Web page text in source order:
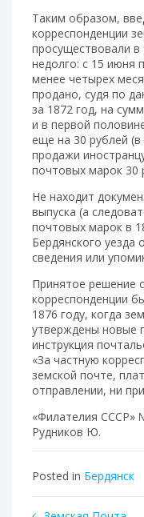
Таким образом,
корреспонденции
просуществовали в
недолго: с 15 июня
менее четырех
продано, судя по
за 1872 год, на
и в первой
еще на 30 рублей
продажи
почтовых марок 30
Не находит
выпуска (а
почтовых марок в
Бердянского уезда
сведения или
Принятое решение
корреспонденции
1876 году, когда
утверждены новые
инструкция
«За частную
земской почте,
отправлении, ни
«Филателия СССР»
Рудников Ю.
Posted in Бердянск